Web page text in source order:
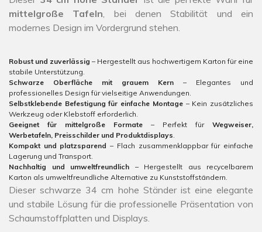
mittelgroße Tafeln , bei denen Stabilität und ein
modernes Design im Vordergrund stehen.
Robust und zuverlässig – Hergestellt aus hochwertigem Karton für eine
stabile Unterstützung.
Schwarze Oberfläche mit grauem Kern – Elegantes und
professionelles Design für vielseitige Anwendungen.
Selbstklebende Befestigung für einfache Montage– Kein zusätzliches
Werkzeug oder Klebstoff erforderlich.
Geeignet für mittelgroße Formate – Perfekt für Wegweiser,
Werbetafeln, Preisschilder und Produktdisplays
Kompakt und platzsparend – Flach zusammenklappbar für einfache
Lagerung und Transport.
Nachhaltig und umweltfreundlich – Hergestellt aus recycelbarem
Karton als umweltfreundliche Alternative zu Kunststoffständern.
Dieser schwarze 34 cm hohe Ständer ist eine elegante
und stabile Lösung für die professionelle Präsentation von
Schaumstoffplatten und Displays.